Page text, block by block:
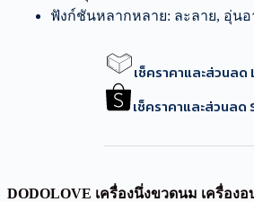
ฟังก์ชันหลากหลาย: ละลาย, อุ่นอ
เช็คราคาและส่วนลด
เช็คราคาและส่วนลด
DODOLOVE เครื่องนึ่งขวดนม เครื่อง